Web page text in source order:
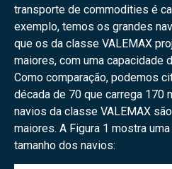
transporte de commodities é
exemplo, temos os grandes
que os da classe VALEMAX
maiores, com uma capacidade
Como comparação, podemos
década de 70 que carrega 170
navios da classe VALEMAX
maiores. A Figura 1 mostra
tamanho dos navios: